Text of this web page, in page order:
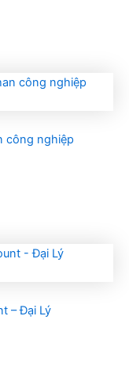
công nghiệp
– Đại Lý